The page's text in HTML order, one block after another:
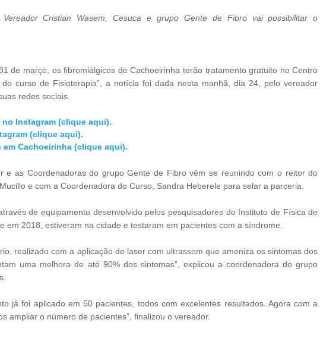
Cristian Wasem, Cesuca e grupo Gente de Fibro vai possibilitar o
de março, os fibromiálgicos de Cachoeirinha terão tratamento gratuito no Centro
do curso de Fisioterapia”, a notícia foi dada nesta manhã, dia 24, pelo vereador
redes sociais.
Instagram (clique aqui).
(clique aqui).
em Cachoeirinha (clique aqui).
e as Coordenadoras do grupo Gente de Fibro vêm se reunindo com o reitor do
e com a Coordenadora do Curso, Sandra Heberele para selar a parceria.
de equipamento desenvolvido pelos pesquisadores do Instituto de Física de
em 2018, estiveram na cidade e testaram em pacientes com a síndrome.
realizado com a aplicação de laser com ultrassom que ameniza os sintomas dos
uma melhora de até 90% dos sintomas”, explicou a coordenadora do grupo
já foi aplicado em 50 pacientes, todos com excelentes resultados. Agora com a
ampliar o número de pacientes”, finalizou o vereador.